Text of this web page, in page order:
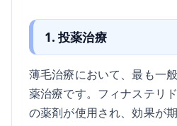
1. 投薬治療
薄毛治療において、最も一
薬治療です。フィナステリ
の薬剤が使用され、効果が期